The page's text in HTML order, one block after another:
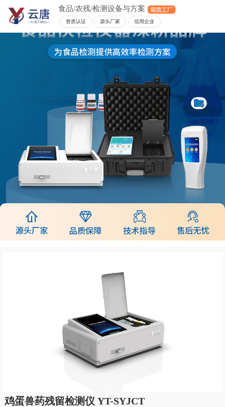
食品/农残/检测设备与方案
资质认证 源头厂家 信用企业
鸡蛋兽药残留检测仪 YT-SYJCT